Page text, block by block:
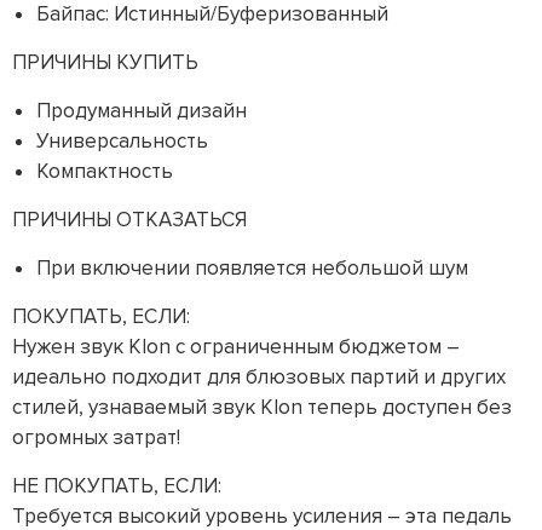
Байпас: Истинный/Буферизованный
ПРИЧИНЫ КУПИТЬ
Продуманный дизайн
Универсальность
Компактность
ПРИЧИНЫ ОТКАЗАТЬСЯ
При включении появляется небольшой шум
ПОКУПАТЬ, ЕСЛИ:
Нужен звук Klon с ограниченным бюджетом –
идеально подходит для блюзовых партий и других
стилей, узнаваемый звук Klon теперь доступен без
огромных затрат!
НЕ ПОКУПАТЬ, ЕСЛИ:
Требуется высокий уровень усиления – эта педаль